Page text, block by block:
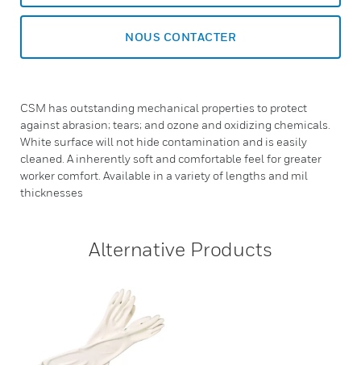
NOUS CONTACTER
CSM has outstanding mechanical properties to protect
against abrasion; tears; and ozone and oxidizing chemicals.
White surface will not hide contamination and is easily
cleaned. A inherently soft and comfortable feel for greater
worker comfort. Available in a variety of lengths and mil
thicknesses
Alternative Products